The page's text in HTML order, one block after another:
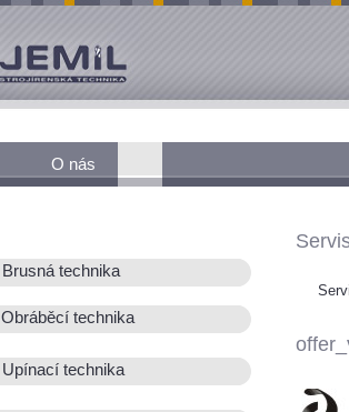
O nás
Brusná technika
Obráběcí technika
Upínací technika